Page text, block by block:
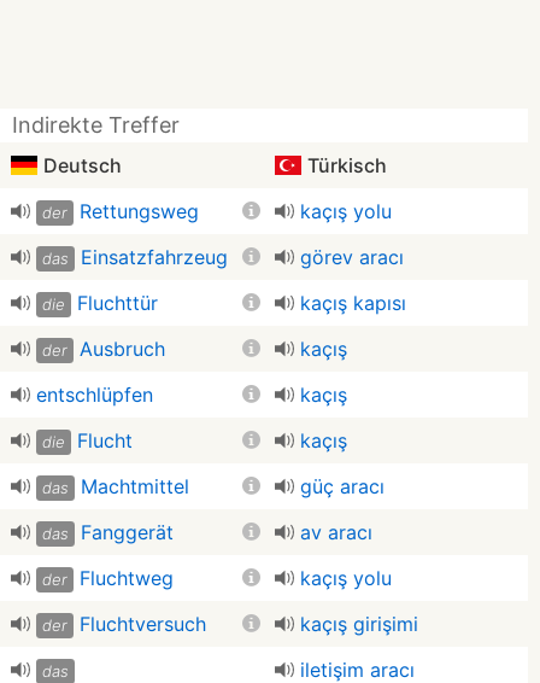
Indirekte Treffer
Deutsch Türkisch
der Rettungsweg kaçış yolu
das Einsatzfahrzeug görev aracı
die Fluchttür kaçış kapısı
der Ausbruch
kaçış
entschlüpfen
kaçış
die Flucht kaçış
das Machtmittel güç aracı
das Fanggerät av aracı
der Fluchtweg kaçış yolu
der Fluchtversuch kaçış girişimi
das iletişim aracı